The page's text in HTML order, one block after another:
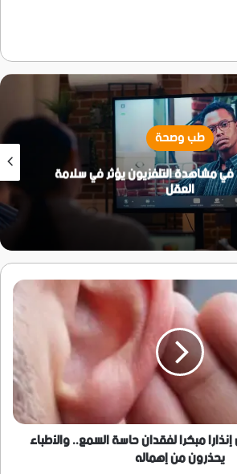
طب وصحة
في مشاهدة التلفزيون يؤثر في سلامة
العقل
مبكرا لفقدان حاسة السمع.. والأطباء
يحذرون من إهماله